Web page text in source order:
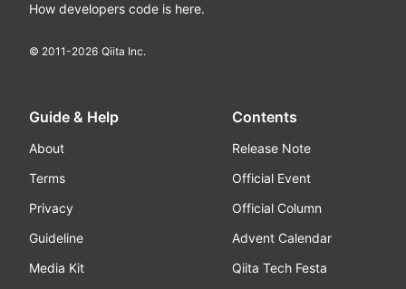
How developers code is here.
© 2011-2026 Qiita Inc.
Guide & Help
About
Terms
Privacy
Guideline
Media Kit
Contents
Release Note
Official Event
Official Column
Advent Calendar
Qiita Tech Festa